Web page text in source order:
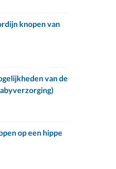
knopen van
van de
op een hippe